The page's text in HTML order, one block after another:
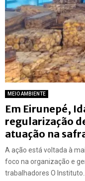
MEIO AMBIENTE
Em Eirunepé,
regularização
atuação na
A ação está voltada à
foco na organização e
trabalhadores O Instituto...